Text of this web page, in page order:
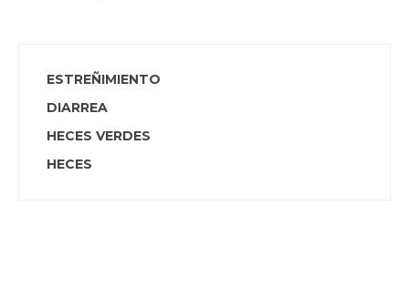
ESTREÑIMIENTO
DIARREA
HECES VERDES
HECES